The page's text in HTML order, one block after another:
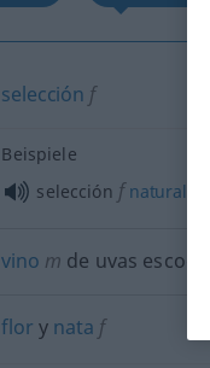
selección f
Beispiele
selección fnatural
vino m de uvas
flor y nata f